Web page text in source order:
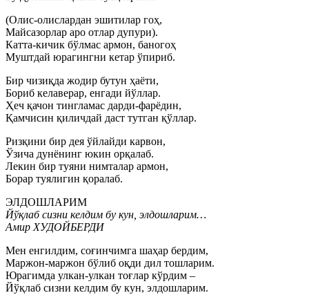
(Олис-олислардан эшитилар гоҳ,
Майсазорлар аро отлар дупури).
Катта-кичик бўлмас армон, баногоҳ
Муштдай юрагингни кетар ўпириб.
Бир чизиқда жодир бутун ҳаёти,
Бориб келаверар, енгади йўллар.
Ҳеч қачон тингламас дарди-фарёдин,
Қамчисин қиличдай даст тутган қўллар.
Ризқини бир дея ўйлайди карвон,
Ўзича дунёнинг юкин орқалаб.
Лекин бир туяни нимталар армон,
Борар туялигин қоралаб.
ЭЛДОШЛАРИМ
Йўқлаб сизни келдим бу кун, элдошларим…
Амир ХУДОЙБЕРДИ
Мен енгилдим, соғинчимга шаҳар бердим,
Маржон-маржон бўлиб оқди дил тошларим.
Юрагимда улкан-улкан тоғлар кўрдим –
Йўқлаб сизни келдим бу кун, элдошларим.